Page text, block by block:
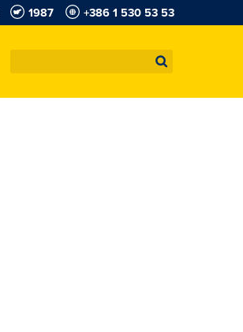
1987 +386 1 530 53 53